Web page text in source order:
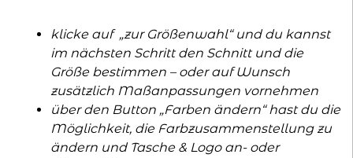
klicke auf „zur Größenwahl“ und du kannst
im nächsten Schritt den Schnitt und die
Größe bestimmen – oder auf Wunsch
zusätzlich Maßanpassungen vornehmen
über den Button „Farben ändern“ hast du die
Möglichkeit, die Farbzusammenstellung zu
ändern und Tasche & Logo an- oder